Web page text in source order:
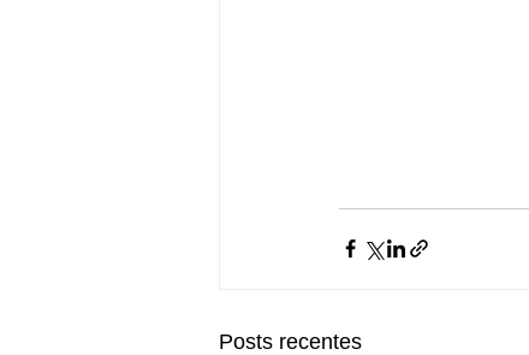
Posts recentes